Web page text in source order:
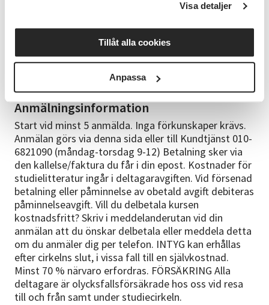
Visa detaljer
Tillåt alla cookies
Anpassa
vardagskvällar som helgdagar. MÅL Kursen leder till
Kristian Wallin, cert. kursledare med mängder av
erfarenhet, leder dig tryggt genom alla moment.
Anmälningsinformation
Start vid minst 5 anmälda. Inga förkunskaper krävs.
Anmälan görs via denna sida eller till Kundtjänst 010-
6821090 (måndag-torsdag 9-12) Betalning sker via
den kallelse/faktura du får i din epost. Kostnader för
studielitteratur ingår i deltagaravgiften. Vid försenad
betalning eller påminnelse av obetald avgift debiteras
påminnelseavgift. Vill du delbetala kursen
kostnadsfritt? Skriv i meddelanderutan vid din
anmälan att du önskar delbetala eller meddela detta
om du anmäler dig per telefon. INTYG kan erhållas
efter cirkelns slut, i vissa fall till en självkostnad.
Minst 70 % närvaro erfordras. FÖRSÄKRING Alla
deltagare är olycksfallsförsäkrade hos oss vid resa
till och från samt under studiecirkeln.